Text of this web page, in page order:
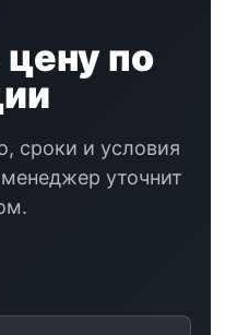
по
сроки и условия
уточнит